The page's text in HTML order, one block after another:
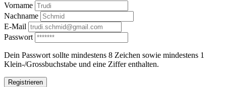
Vorname
Nachname
E-Mail
Passwort
Dein Passwort sollte mindestens 8 Zeichen sowie mindestens 1
Klein-/Grossbuchstabe und eine Ziffer enthalten.
Registrieren